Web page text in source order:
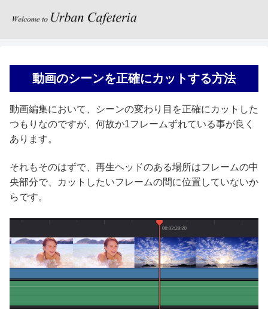
動画のシーンを正確にカットする方法
動画編集において、シーンの変わり目を正確にカットした
つもりなのですが、何故か1フレームずれている事が良く
あります。
それもそのはずで、再生ヘッドのある場所はフレームの中
央部分で、カットしたいフレームの間に位置していないか
らです。